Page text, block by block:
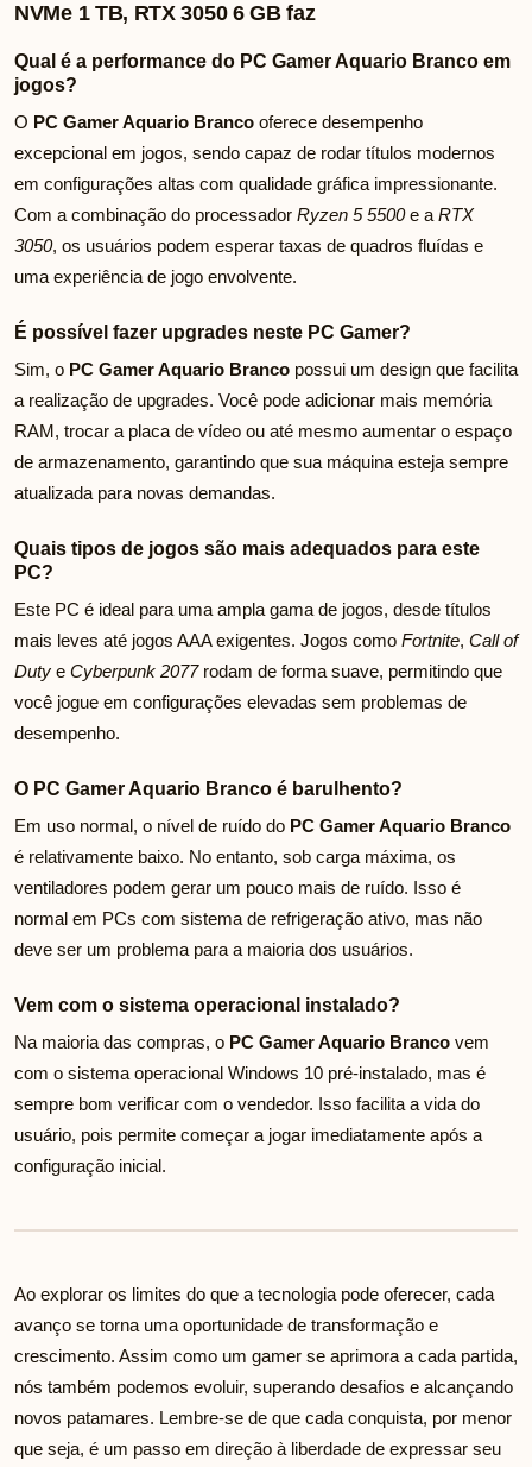
NVMe 1 TB, RTX 3050 6 GB faz
Qual é a performance do PC Gamer Aquario Branco em
jogos?
O PC Gamer Aquario Branco oferece desempenho
excepcional em jogos, sendo capaz de rodar títulos modernos
em configurações altas com qualidade gráfica impressionante.
Com a combinação do processador Ryzen 5 5500e a RTX
3050, os usuários podem esperar taxas de quadros fluídas e
uma experiência de jogo envolvente.
É possível fazer upgrades neste PC Gamer?
Sim, o PC Gamer Aquario Branco possui um design que facilita
a realização de upgrades. Você pode adicionar mais memória
RAM, trocar a placa de vídeo ou até mesmo aumentar o espaço
de armazenamento, garantindo que sua máquina esteja sempre
atualizada para novas demandas.
Quais tipos de jogos são mais adequados para este
PC?
Este PC é ideal para uma ampla gama de jogos, desde títulos
mais leves até jogos AAA exigentes. Jogos como Fortnite, Call of
Duty e Cyberpunk 2077rodam de forma suave, permitindo que
você jogue em configurações elevadas sem problemas de
desempenho.
O PC Gamer Aquario Branco é barulhento?
Em uso normal, o nível de ruído do PC Gamer Aquario Branco
é relativamente baixo. No entanto, sob carga máxima, os
ventiladores podem gerar um pouco mais de ruído. Isso é
normal em PCs com sistema de refrigeração ativo, mas não
deve ser um problema para a maioria dos usuários.
Vem com o sistema operacional instalado?
Na maioria das compras, o PC Gamer Aquario Branco vem
com o sistema operacional Windows 10 pré-instalado, mas é
sempre bom verificar com o vendedor. Isso facilita a vida do
usuário, pois permite começar a jogar imediatamente após a
configuração inicial.
Ao explorar os limites do que a tecnologia pode oferecer, cada
avanço se torna uma oportunidade de transformação e
crescimento. Assim como um gamer se aprimora a cada partida,
nós também podemos evoluir, superando desafios e alcançando
novos patamares. Lembre-se de que cada conquista, por menor
que seja, é um passo em direção à liberdade de expressar seu